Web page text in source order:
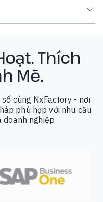
Thích
Mẽ.
cùng NxFactory - nơi
phù hợp với nhu cầu
doanh nghiệp